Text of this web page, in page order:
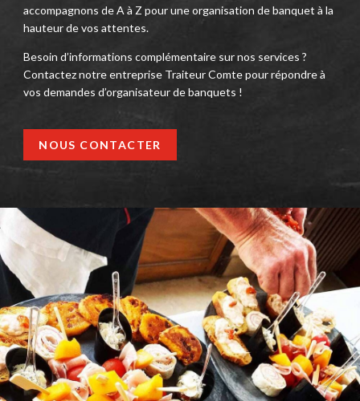
accompagnons de A à Z pour une organisation de banquet à la
hauteur de vos attentes.
Besoin d’informations complémentaire sur nos services ?
Contactez notre entreprise Traiteur Comte pour répondre à
vos demandes d’organisateur de banquets !
NOUS CONTACTER